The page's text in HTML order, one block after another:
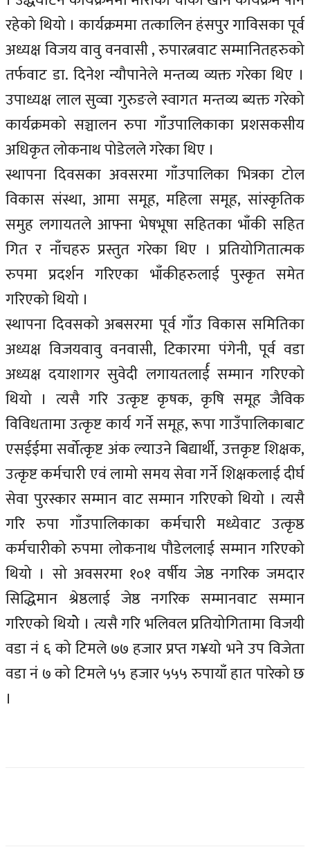
रहेको थियो । कार्यक्रममा तत्कालिन हंसपुर गाविसका पूर्व
अध्यक्ष विजय वावु वनवासी , रुपारत्नवाट सम्मानितहरुको
तर्फवाट डा. दिनेश न्यौपानेले मन्तव्य व्यक्त गरेका थिए ।
उपाध्यक्ष लाल सुव्वा गुरुङले स्वागत मन्तव्य ब्यक्त गरेको
कार्यक्रमको सञ्चालन रुपा गाँउपालिकाका प्रशसकसीय
अधिकृत लोकनाथ पोडेलले गरेका थिए ।
स्थापना दिवसका अवसरमा गाँउपालिका भित्रका टोल
विकास संस्था, आमा समूह, महिला समूह, सांस्कृतिक
समुह लगायतले आफ्ना भेषभूषा सहितका भाँकी सहित
गित र नाँचहरु प्रस्तुत गरेका थिए । प्रतियोगितात्मक
रुपमा प्रदर्शन गरिएका भाँकीहरुलाई पुस्कृत समेत
गरिएको थियो ।
स्थापना दिवसको अबसरमा पूर्व गाँउ विकास समितिका
अध्यक्ष विजयवावु वनवासी, टिकारमा पंगेनी, पूर्व वडा
अध्यक्ष दयाशागर सुवेदी लगायतलार्ई सम्मान गरिएको
थियो । त्यसै गरि उत्कृष्ट कृषक, कृषि समूह जैविक
विविधतामा उत्कृष्ट कार्य गर्ने समूह, रूपा गाउँपालिकाबाट
एसईईमा सर्वोत्कृष्ट अंक ल्याउने बिद्यार्थी, उत्तकृष्ट शिक्षक,
उत्कृष्ट कर्मचारी एवं लामो समय सेवा गर्ने शिक्षकलाई दीर्घ
सेवा पुरस्कार सम्मान वाट सम्मान गरिएको थियो । त्यसै
गरि रुपा गाँउपालिकाका कर्मचारी मध्येवाट उत्कृष्ठ
कर्मचारीको रुपमा लोकनाथ पौडेललाई सम्मान गरिएको
थियो । सो अवसरमा १०१ वर्षीय जेष्ठ नगरिक जमदार
सिद्धिमान श्रेष्ठलाई जेष्ठ नगरिक सम्मानवाट सम्मान
गरिएको थियोे । त्यसै गरि भलिवल प्रतियोगितामा विजयी
वडा नं ६ को टिमले ७७ हजार प्रप्त ग¥यो भने उप विजेता
वडा नं ७ को टिमले ५५ हजार ५५५ रुपायाँ हात पारेको छ
।